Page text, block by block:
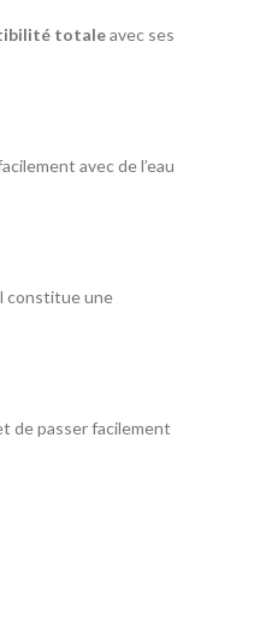
totaleavec ses
avec de l’eau
constitue une
de passer facilement